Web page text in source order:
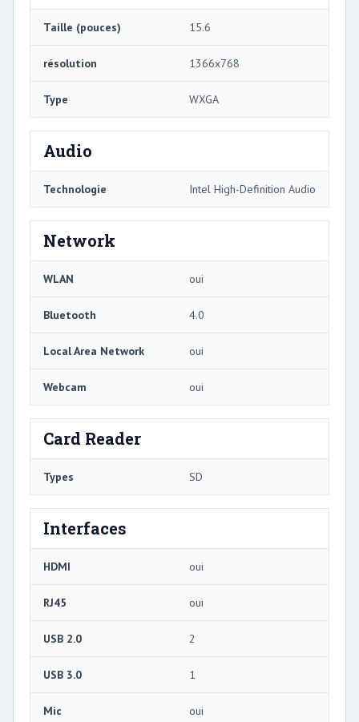
Taille (pouces) 15.6
résolution 1366x768
Type WXGA
Audio
Technologie Intel High-Definition Audio
Network
WLAN oui
Bluetooth 4.0
Local Area Network oui
Webcam oui
Card Reader
Types SD
Interfaces
HDMI oui
RJ45 oui
USB 2.0 2
USB 3.0 1
Mic oui